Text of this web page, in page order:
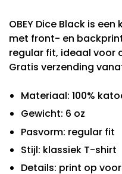
OBEY Dice Black is
met front- en
regular fit, ideaal voor
Gratis verzending
Materiaal: 100%
Gewicht: 6 oz
Pasvorm: regular fit
Stijl: klassiek T-shirt
Details: print op